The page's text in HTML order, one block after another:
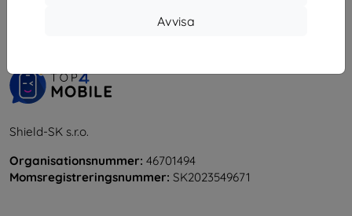
Avvisa
Shield-SK s.r.o.
Organisationsnummer: 46701494
Momsregistreringsnummer: SK2023549671